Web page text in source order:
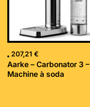
207,21 €
Aarke – Carbonator 3 –
Machine à soda